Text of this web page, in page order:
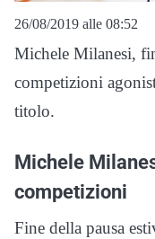
26/08/2019 alle 08:52
Michele Milanesi,
competizioni
titolo.
Michele
competizioni
Fine della pausa